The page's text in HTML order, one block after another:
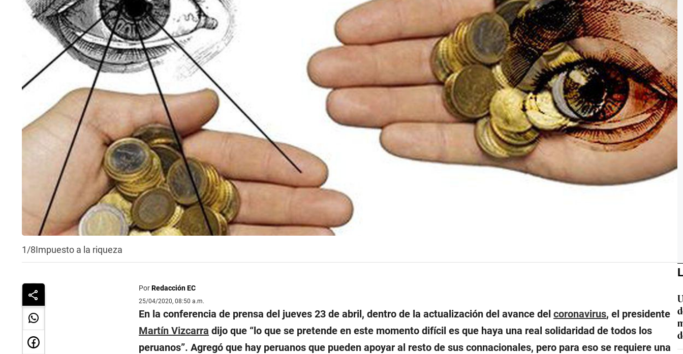
1/8Impuesto a la riqueza
PorRedacción EC
25/04/2020, 08:50 a.m.
En la conferencia de prensa del jueves 23 de abril, dentro de la actualización del avance delcoronavirus, el presidente
Martín Vizcarra dijo que “lo que se pretende en este momento difícil es que haya una real solidaridad de todos los
peruanos”. Agregó que hay peruanos que pueden apoyar al resto de sus connacionales, pero para eso se requiere una